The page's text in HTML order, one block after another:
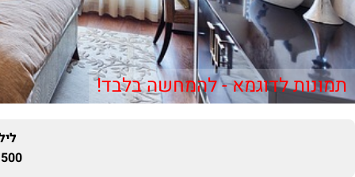
תמונות לדוגמא - להמחשה בלבד!
500 ₪